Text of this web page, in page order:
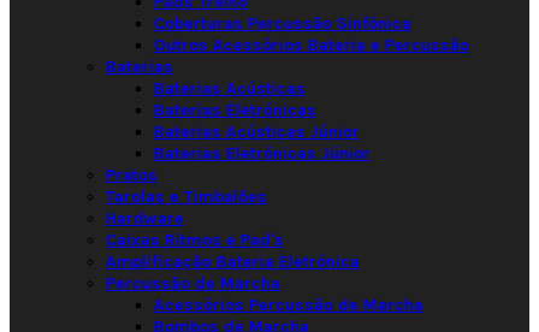
Coberturas Percussão Sinfónica
Outros Acessórios Bateria e Percussão
Baterias
Baterias Acústicas
Baterias Eletrónicas
Baterias Acústicas Júnior
Baterias Eletrónicas Júnior
Pratos
Tarolas e Timbalões
Hardware
Caixas Ritmos e Pad's
Amplificação Bateria Eletrónica
Percussão de Marcha
Acessórios Percussão de Marcha
Bombos de Marcha